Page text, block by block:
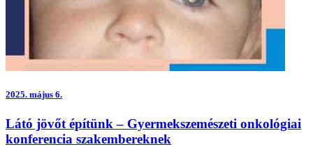
2025. május 6.
Látó jövőt építünk – Gyermekszemészeti onkológiai
konferencia szakembereknek